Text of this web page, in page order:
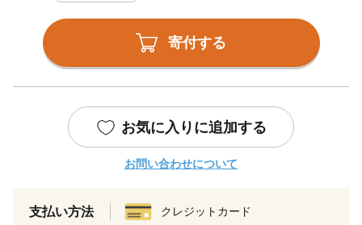
寄付する
お気に入りに追加する
お問い合わせについて
支払い方法 クレジットカード